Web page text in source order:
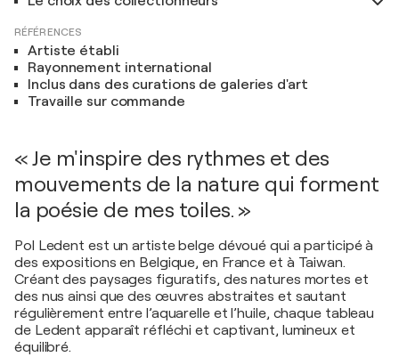
RÉFÉRENCES
Artiste établi
Rayonnement international
Inclus dans des curations de galeries d'art
Travaille sur commande
« Je m'inspire des rythmes et des
mouvements de la nature qui forment
la poésie de mes toiles. »
Pol Ledent est un artiste belge dévoué qui a participé à
des expositions en Belgique, en France et à Taiwan.
Créant des paysages figuratifs, des natures mortes et
des nus ainsi que des œuvres abstraites et sautant
régulièrement entre l’aquarelle et l’huile, chaque tableau
de Ledent apparaît réfléchi et captivant, lumineux et
équilibré.